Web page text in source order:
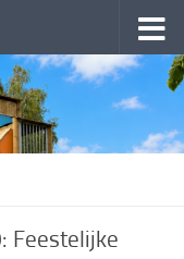
Feestelijke